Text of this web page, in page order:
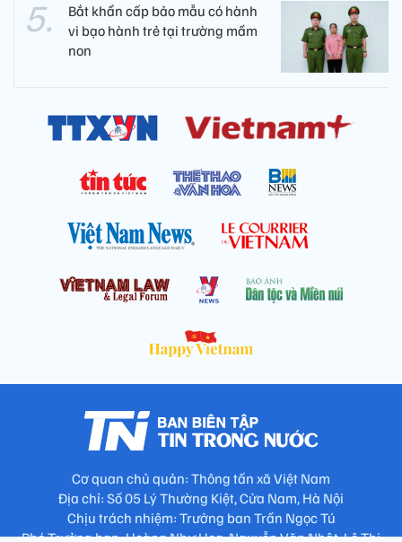
Bắt khẩn cấp bảo mẫu có hành
vi bạo hành trẻ tại trường mầm
non
Cơ quan chủ quản: Thông tấn xã Việt Nam
Địa chỉ: Số 05 Lý Thường Kiệt, Cửa Nam, Hà Nội
Chịu trách nhiệm: Trưởng ban Trần Ngọc Tú
Phó Trưởng ban: Hoàng Như Hoa, Nguyễn Văn Nhật, Lê Thị